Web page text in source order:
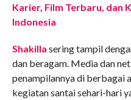
Karier, Film Terbaru, dan
Indonesia
Shakilla sering tampil
dan beragam. Media dan
penampilannya di berbagai
kegiatan santai sehari-hari